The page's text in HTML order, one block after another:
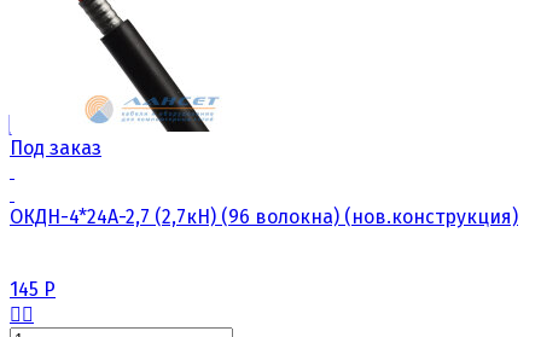
Под заказ
ОКДН-4*24А-2,7 (2,7кН) (96 волокна) (нов.конструкция)
145 Р